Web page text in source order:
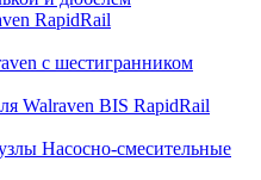
RapidRail
с шестигранником
Walraven BIS RapidRail
Насосно-смесительные